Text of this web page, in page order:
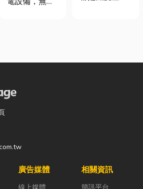
還是每天幫助
生故障，都可
業的高雄電器
僅能快速排除
置。 工廠排風
扇｜改善溫度
廣告媒體
線上媒體
相關資訊
簡訊平台